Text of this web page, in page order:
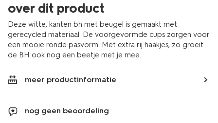
over dit product
Deze witte, kanten bh met beugel is gemaakt met
gerecycled materiaal. De voorgevormde cups zorgen voor
een mooie ronde pasvorm. Met extra rij haakjes, zo groeit
de BH ook nog een beetje met je mee.
meer productinformatie
nog geen beoordeling